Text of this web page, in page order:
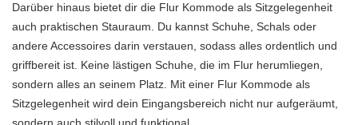
Darüber hinaus bietet dir die Flur Kommode als Sitzgelegenheit
auch praktischen Stauraum. Du kannst Schuhe, Schals oder
andere Accessoires darin verstauen, sodass alles ordentlich und
griffbereit ist. Keine lästigen Schuhe, die im Flur herumliegen,
sondern alles an seinem Platz. Mit einer Flur Kommode als
Sitzgelegenheit wird dein Eingangsbereich nicht nur aufgeräumt,